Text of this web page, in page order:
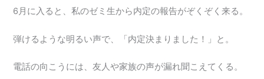
6月に入ると、私のゼミ生から内定の報告がぞくぞく来る。
弾けるような明るい声で、「内定決まりました！」と。
電話の向こうには、友人や家族の声が漏れ聞こえてくる。